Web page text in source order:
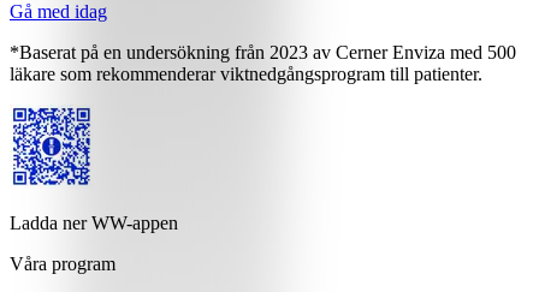
Gå med idag
*Baserat på en undersökning från 2023 av Cerner Enviza med 500
läkare som rekommenderar viktnedgångsprogram till patienter.
Ladda ner WW-appen
Våra program